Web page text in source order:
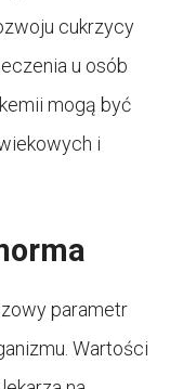
cukrzycy
u osób
mogą być
i
parametr
Wartości